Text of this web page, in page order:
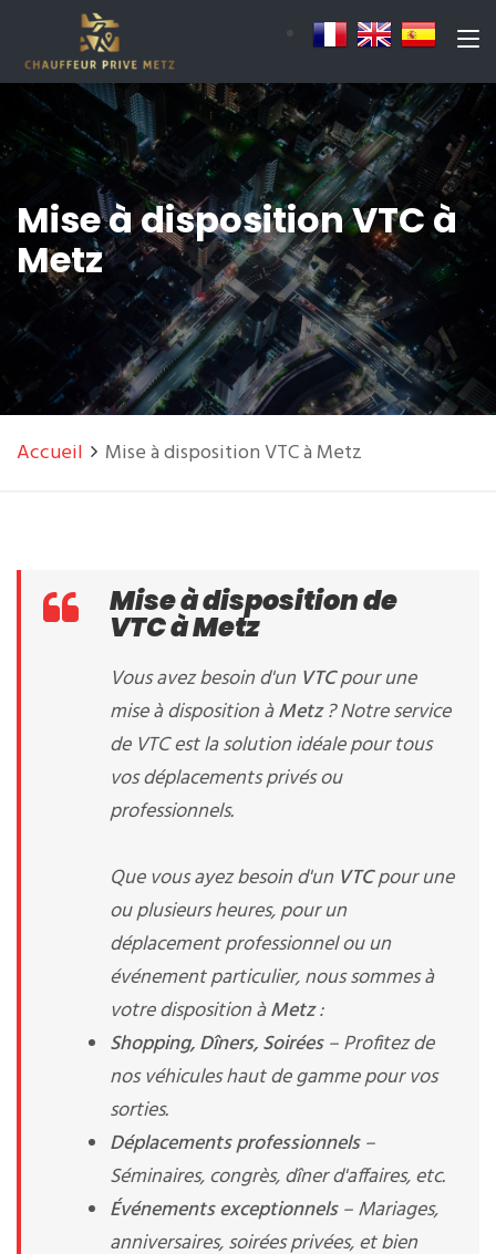
Mise à disposition VTC à
Metz
Accueil Mise à disposition VTC à Metz
Mise à disposition de
VTC à Metz
Vous avez besoin d'un VTCpour une
mise à disposition àMetz? Notre service
de VTC est la solution idéale pour tous
vos déplacements privés ou
professionnels.
Que vous ayez besoin d'un VTCpour une
ou plusieurs heures, pour un
déplacement professionnel ou un
événement particulier, nous sommes à
votre disposition àMetz:
Shopping, Dîners, Soirées– Profitez de
nos véhicules haut de gamme pour vos
sorties.
Déplacements professionnels–
Séminaires, congrès, dîner d'affaires, etc.
Événements exceptionnels– Mariages,
anniversaires, soirées privées, et bien